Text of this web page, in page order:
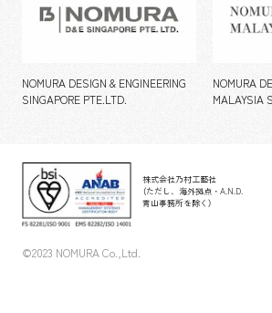
NOMURA DESIGN & ENGINEERING
SINGAPORE PTE.LTD.
NOMURA
MALAYSIA
株式会社乃村工藝社
（ただし、海外拠点・A.N.D.
青山事務所を除く）
©2023 NOMURA Co.,Ltd.